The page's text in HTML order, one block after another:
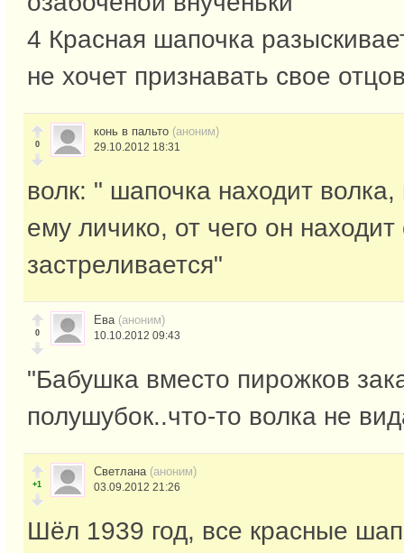
4 Красная шапочка
не хочет признавать свое
0
конь в пальто (аноним)
29.10.2012 18:31
волк: " шапочка находит
ему личико, от чего он находит
застреливается"
0
Ева (аноним)
10.10.2012 09:43
"Бабушка вместо пирожков
полушубок..что-то волка не
+1
Светлана (аноним)
03.09.2012 21:26
Шёл 1939 год, все красные